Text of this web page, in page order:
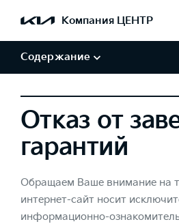
Компания ЦЕНТР
Содержание
Авторские права и товарные
Отказ от
гарантий
Обращаем Ваше внимание на
интернет-сайт носит
информационно-